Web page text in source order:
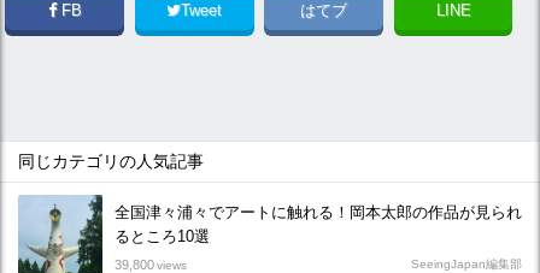
FB Tweet はてブ LINE
同じカテゴリの人気記事
全国津々浦々でアートに触れる！岡本太郎の作品が見られ
るところ10選
39,800views SeeingJapan編集部